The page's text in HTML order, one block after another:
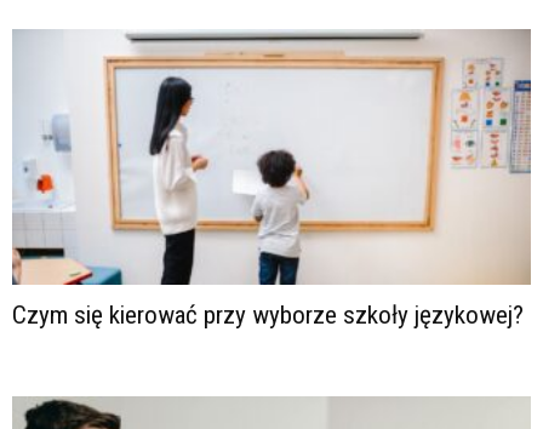
Czym się kierować przy wyborze szkoły językowej?